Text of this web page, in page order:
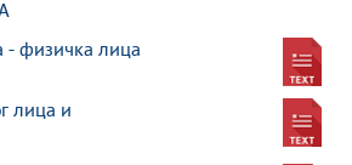
- физичка лица
лица и